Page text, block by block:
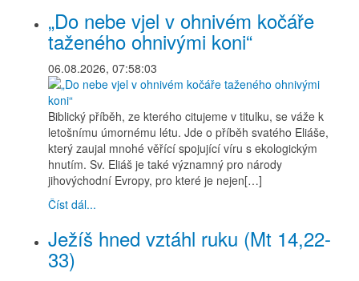
„Do nebe vjel v ohnivém kočáře
taženého ohnivými koni“
06.08.2026, 07:58:03
Biblický příběh, ze kterého citujeme v titulku, se váže k
letošnímu úmornému létu. Jde o příběh svatého Eliáše,
který zaujal mnohé věřící spojující víru s ekologickým
hnutím. Sv. Eliáš je také významný pro národy
jihovýchodní Evropy, pro které je nejen[…]
Číst dál...
Ježíš hned vztáhl ruku (Mt 14,22-
33)